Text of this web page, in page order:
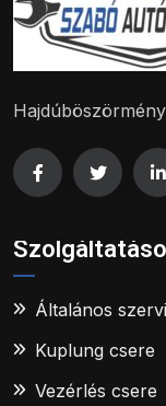
Általános
Kuplung csere
Vezérlés csere